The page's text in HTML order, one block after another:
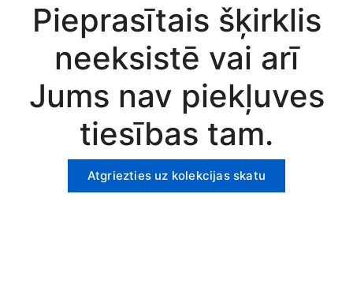
Pieprasītais šķirklis
neeksistē vai arī
Jums nav piekļuves
tiesības tam.
Atgriezties uz kolekcijas skatu